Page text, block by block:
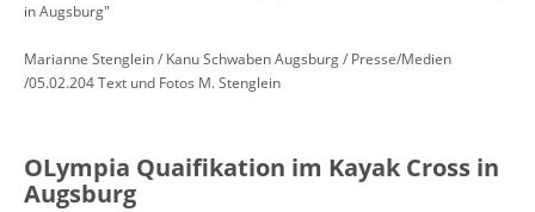
in Augsburg"
Marianne Stenglein / Kanu Schwaben Augsburg / Presse/Medien
/05.02.204 Text und Fotos M. Stenglein
OLympia Quaifikation im Kayak Cross in
Augsburg